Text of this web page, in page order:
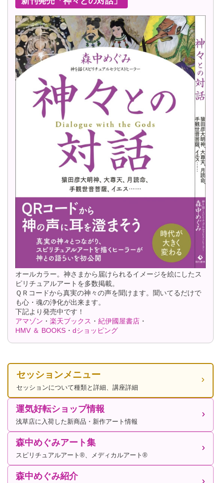
オールカラー。神さまから届けられるイメージを絵にしたス
ピリチュアルアートを多数掲載。
ＱＲコードから真実の神々の声を聞けます。聞いてるだけで
も心・魂の浄化が出来ます。
下記より発売中です！
アマゾン ・ 楽天ブックス ・ 紀伊國屋書店 ・
HMV ＆ BOOKS ・ dショッピング
セッションメニュー
セッションについて種類と詳細、講座詳細
運気好転ショップ情報
浅草店に入荷した新商品・新作アート情報
森中めぐみアート集
スピリチュアルアート®、メディカルアート®
森中めぐみ紹介